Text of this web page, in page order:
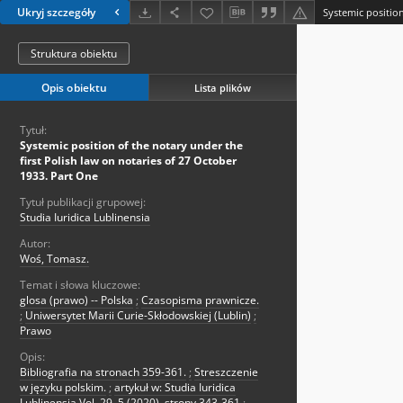
Ukryj szczegóły
Struktura obiektu
Opis obiektu Lista plików
Tytuł:
Systemic position of the notary under the
first Polish law on notaries of 27 October
1933. Part One
Tytuł publikacji grupowej:
Studia Iuridica Lublinensia
Autor:
Woś, Tomasz.
Temat i słowa kluczowe:
glosa (prawo) -- Polska ; Czasopisma prawnicze.
; Uniwersytet Marii Curie-Skłodowskiej (Lublin) ;
Prawo
Opis:
Bibliografia na stronach 359-361. ; Streszczenie
w języku polskim. ; artykuł w: Studia Iuridica